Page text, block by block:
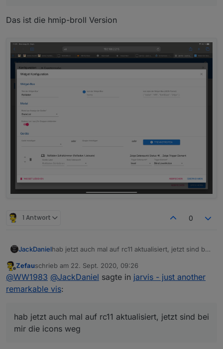
https://github.com/Zefau/ioBroker.jarvis/iss
q=is%3Aissue+is%3Aopen+milestone%3A
"ROADMAP+v1.1.0"
Das ist die hmip-broll Version
1 Antwort 0
JackDanielhab jetzt auch mal auf rc11 aktualisiert, jetzt sind bei
Offline
Zefauschrieb am 22. Sept. 2020, 09:26
zuletzt editiert von
@WW1983 @JackDaniel sagte in jarvis - just another
remarkable vis:
hab jetzt auch mal auf rc11 aktualisiert, jetzt sind bei
mir die icons weg